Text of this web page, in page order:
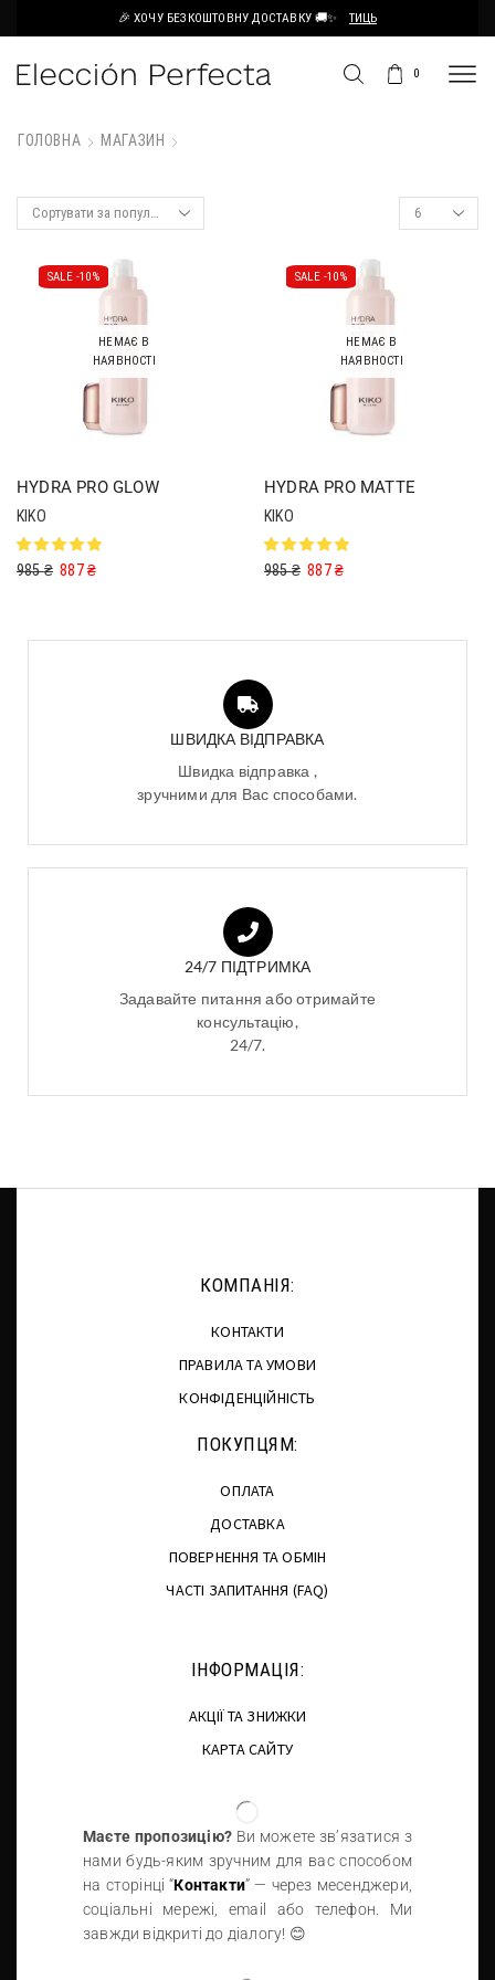
🎉 ХОЧУ БЕЗКОШТОВНУ ДОСТАВКУ 🚚✨ ТИЦЬ
0
ГОЛОВНА МАГАЗИН
SALE -10%
НЕМАЄ В
НАЯВНОСТІ
HYDRA PRO GLOW
KIKO
985₴ 887₴
SALE -10%
НЕМАЄ В
НАЯВНОСТІ
HYDRA PRO MATTE
KIKO
985₴ 887₴
ШВИДКА ВІДПРАВКА
Швидка відправка ,
зручними для Вас способами.
24/7 ПІДТРИМКА
Задавайте питання або отримайте
консультацію,
24/7.
КОМПАНІЯ:
КОНТАКТИ
ПРАВИЛА ТА УМОВИ
КОНФІДЕНЦІЙНІСТЬ
ПОКУПЦЯМ:
ОПЛАТА
ДОСТАВКА
ПОВЕРНЕННЯ ТА ОБМІН
ЧАСТІ ЗАПИТАННЯ (FAQ)
ІНФОРМАЦІЯ:
АКЦІЇ ТА ЗНИЖКИ
КАРТА САЙТУ
Маєте пропозицію? Ви можете зв’язатися з
нами будь-яким зручним для вас способом
на сторінці “Контакти” — через месенджери,
соціальні мережі, email або телефон. Ми
завжди відкриті до діалогу! 😊